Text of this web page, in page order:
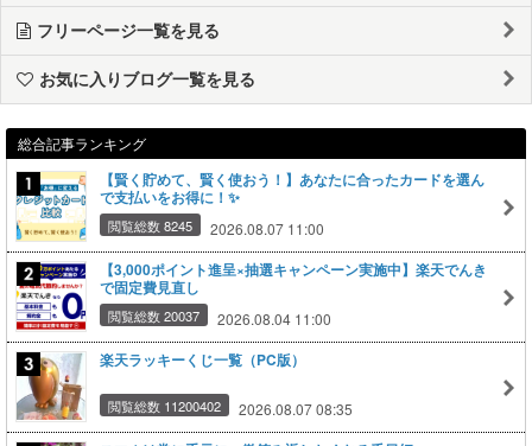
フリーページ一覧を見る
お気に入りブログ一覧を見る
総合記事ランキング
【賢く貯めて、賢く使おう！】あなたに合ったカードを選ん
で支払いをお得に！✨
閲覧総数 8245 2026.08.07 11:00
【3,000ポイント進呈×抽選キャンペーン実施中】楽天でんき
で固定費見直し
閲覧総数 20037 2026.08.04 11:00
楽天ラッキーくじ一覧（PC版）
閲覧総数 11200402 2026.08.07 08:35